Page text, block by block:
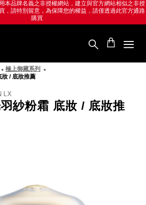
本品牌名義之非授權網站，建立與官方網站相似之非授
，請特別留意，為保障您的權益，請僅透過此官方通路
購買
極上御藏系列
/ 底妝推薦
LX
紗粉霜 底妝 / 底妝推